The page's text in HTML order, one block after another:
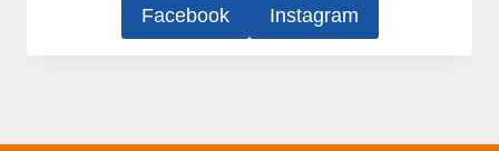
Facebook Instagram